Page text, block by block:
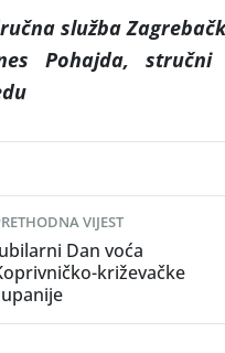
služba
Pohajda, stručni
VIJEST
Dan voća
križevačke